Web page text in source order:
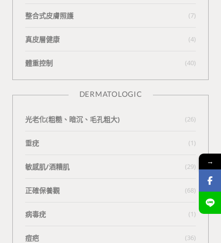
整合式皮膚照護 (7)
真皮層健康 (4)
體重控制 (40)
DERMATOLOGIC
光老化(粗糙、暗沉、毛孔粗大) (26)
垂疣 (1)
敏感肌/酒糟肌 (29)
正確保養觀 (68)
病毒疣 (1)
痘疤 (36)
→